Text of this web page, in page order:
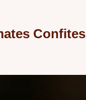
Confites